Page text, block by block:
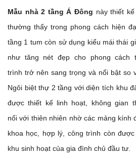
Mẫu nhà 2 tầng Á Đông này thiết
thường thấy trong phong cách hiện
tầng 1 tum còn sử dụng kiểu mái thái
như tăng nét đẹp cho phong cách
trình trở nên sang trọng và nổi bật so
Ngôi biệt thự 2 tầng với diện tích khu
được thiết kế linh hoạt, không gian
nối với thiên nhiên nhờ các mảng kính
khoa học, hợp lý, công trình còn
khu sinh hoạt của gia đình chủ đầu tư.